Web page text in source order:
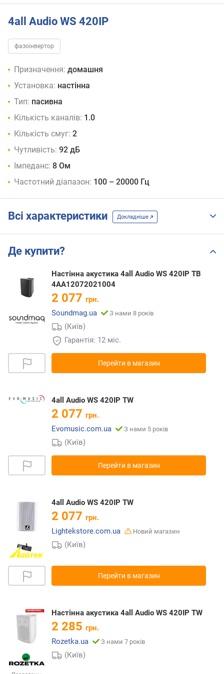
4all Audio WS 420IP
фазоінвертор
Призначення: домашня
Установка: настінна
Тип: пасивна
Кількість каналів: 1.0
Кількість смуг: 2
Чутливість: 92 дБ
Імпеданс: 8 Ом
Частотний діапазон: 100 – 20000 Гц
Всі характеристики Докладніше
Де купити?
Настінна акустика 4all Audio WS 420IP TB
4AA12072021004
2 077 грн.
Soundmag.ua
З нами 8 років
(Київ)
Гарантія: 12 міс.
Перейти в магазин
4all Audio WS 420IP TW
2 077 грн.
Evomusic.com.ua
З нами 5 років
(Київ)
Перейти в магазин
4all Audio WS 420IP TW
2 077 грн.
Lightekstore.com.ua
Новий магазин
(Київ)
Перейти в магазин
Настінна акустика 4all Audio WS 420IP TW
2 285 грн.
Rozetka.ua
З нами 7 років
(Київ)